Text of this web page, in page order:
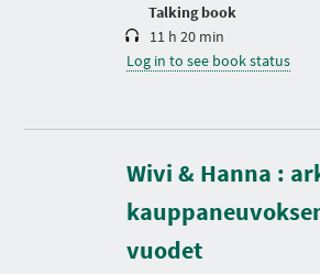
Talking book
11 h 20 min
Log in to see book status
Wivi & Hanna :
vuodet
D
u
r
a